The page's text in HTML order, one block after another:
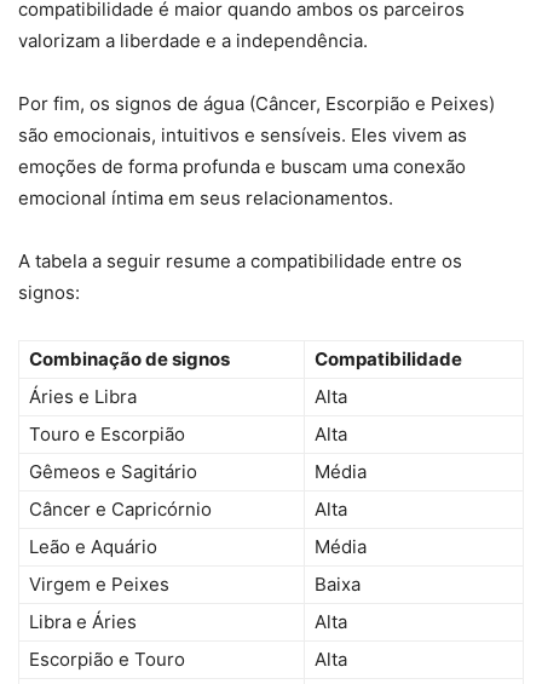
compatibilidade é maior quando ambos os parceiros
valorizam a liberdade e a independência.
Por fim, os signos de água (Câncer, Escorpião e Peixes)
são emocionais, intuitivos e sensíveis. Eles vivem as
emoções de forma profunda e buscam uma conexão
emocional íntima em seus relacionamentos.
A tabela a seguir resume a compatibilidade entre os
signos:
Combinação de signos
Compatibilidade
Áries e Libra
Alta
Touro e Escorpião
Alta
Gêmeos e Sagitário
Média
Câncer e Capricórnio
Alta
Leão e Aquário
Média
Virgem e Peixes
Baixa
Libra e Áries
Alta
Escorpião e Touro
Alta